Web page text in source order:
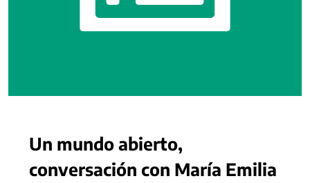
Un mundo abierto,
conversación con María Emilia